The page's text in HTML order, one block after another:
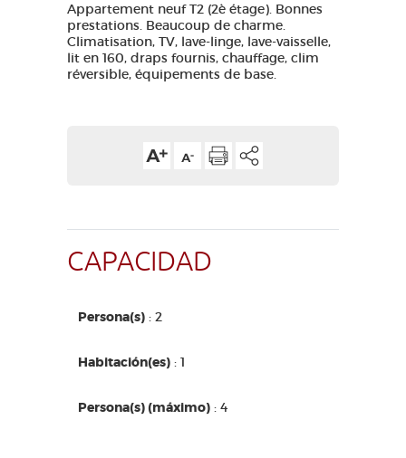
Appartement neuf T2 (2è étage). Bonnes
prestations. Beaucoup de charme.
Climatisation, TV, lave-linge, lave-vaisselle,
lit en 160, draps fournis, chauffage, clim
réversible, équipements de base.
CAPACIDAD
Persona(s) : 2
Habitación(es) : 1
Persona(s) (máximo) : 4